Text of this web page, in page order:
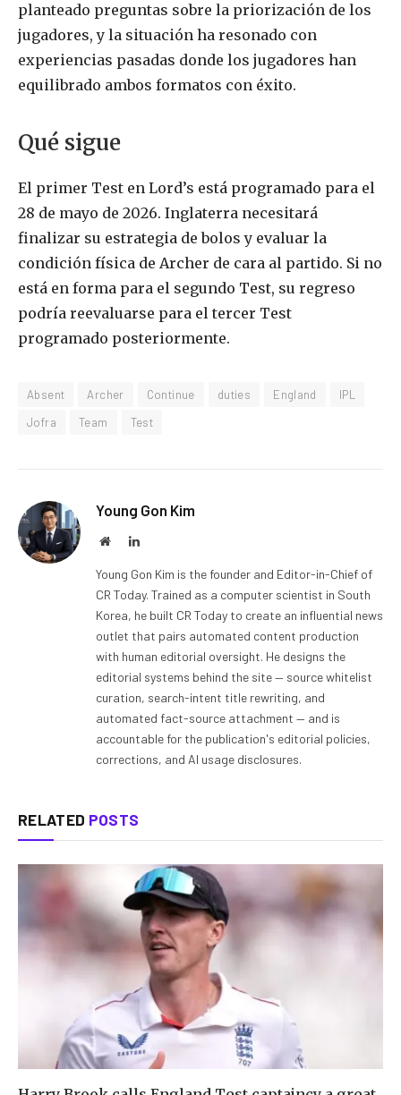
planteado preguntas sobre la priorización de los
jugadores, y la situación ha resonado con
experiencias pasadas donde los jugadores han
equilibrado ambos formatos con éxito.
Qué sigue
El primer Test en Lord’s está programado para el
28 de mayo de 2026. Inglaterra necesitará
finalizar su estrategia de bolos y evaluar la
condición física de Archer de cara al partido. Si no
está en forma para el segundo Test, su regreso
podría reevaluarse para el tercer Test
programado posteriormente.
Absent Archer Continue duties England
IPL
Jofra
Team Test
Young Gon Kim
WebsiteLinkedIn
Young Gon Kim is the founder and Editor-in-Chief of
CR Today. Trained as a computer scientist in South
Korea, he built CR Today to create an influential news
outlet that pairs automated content production
with human editorial oversight. He designs the
editorial systems behind the site — source whitelist
curation, search-intent title rewriting, and
automated fact-source attachment — and is
accountable for the publication's editorial policies,
corrections, and AI usage disclosures.
RELATED POSTS